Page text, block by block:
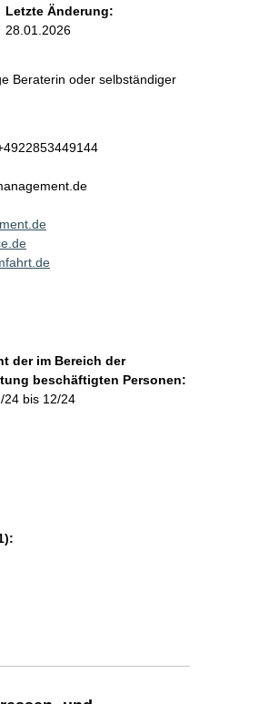
Letzte Änderung:
28.01.2026
Beraterin oder selbständiger
der im Bereich der
beschäftigten Personen:
24 bis 12/24